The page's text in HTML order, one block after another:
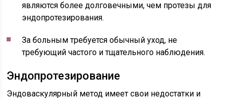
являются более долговечными, чем протезы для
эндопротезирования.
За больным требуется обычный уход, не
требующий частого и тщательного наблюдения.
Эндопротезирование
Эндоваскулярный метод имеет свои недостатки и